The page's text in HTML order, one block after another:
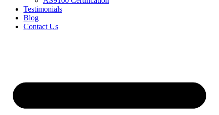
Testimonials
Blog
Contact Us